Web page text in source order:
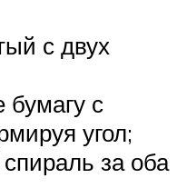
с двух
с
угол;
за оба